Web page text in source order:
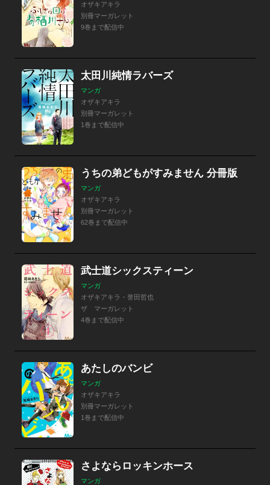
オザキアキラ
別冊マーガレット
9巻まで配信中
太田川純情ラバーズ
マンガ
オザキアキラ
別冊マーガレット
1巻まで配信中
うちの弟どもがすみません 分冊版
マンガ
オザキアキラ
別冊マーガレット
62巻まで配信中
武士道シックスティーン
マンガ
オザキアキラ・誉田哲也
ザ マーガレット
4巻まで配信中
あたしのバンビ
マンガ
オザキアキラ
別冊マーガレット
1巻まで配信中
さよならロッキンホース
マンガ